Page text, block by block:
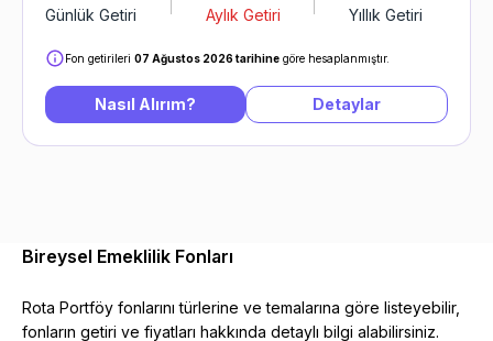
Günlük Getiri Aylık Getiri Yıllık Getiri
Fon getirileri 07 Ağustos 2026 tarihine göre hesaplanmıştır.
Nasıl Alırım? Detaylar
Bireysel Emeklilik Fonları
Rota Portföy fonlarını türlerine ve temalarına göre listeyebilir,
fonların getiri ve fiyatları hakkında detaylı bilgi alabilirsiniz.